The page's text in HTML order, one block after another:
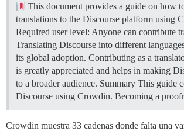
This document provides a guide on how
translations to the Discourse platform using
Required user level: Anyone can contribute
Translating Discourse into different
its global adoption. Contributing as a
is greatly appreciated and helps in making
to a broader audience. Summary This guide
Discourse using Crowdin. Becoming a
Crowdin muestra 33 cadenas donde falta una